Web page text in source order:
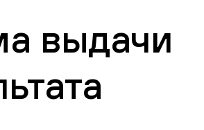
выдачи